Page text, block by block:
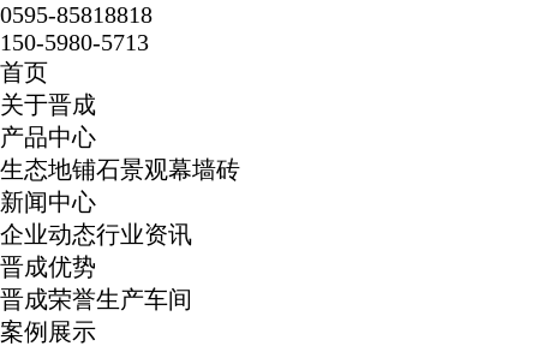
0595-85818818
150-5980-5713
首页
关于晋成
产品中心
生态地铺石景观幕墙砖
新闻中心
企业动态行业资讯
晋成优势
晋成荣誉生产车间
案例展示